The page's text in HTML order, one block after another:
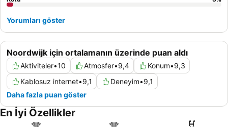
Noordwijk için ortalamanın üzerinde puan aldı
Aktiviteler•10 Atmosfer•9,4 Konum•9,3
Kablosuz internet•9,1 Deneyim•9,1
Daha fazla puan göster
Yorumları göster
En İyi Özellikler